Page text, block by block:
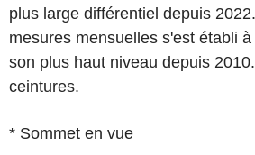
plus large différentiel depuis
mesures mensuelles s'est établi
son plus haut niveau depuis
ceintures.
* Sommet en vue